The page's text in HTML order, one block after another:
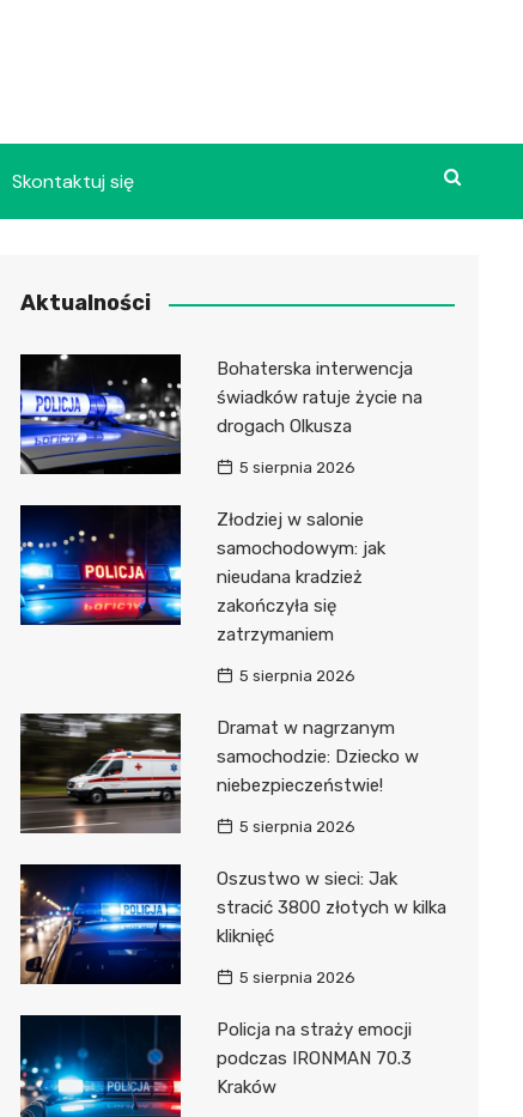
Skontaktuj się
Aktualności
Bohaterska interwencja
świadków ratuje życie na
drogach Olkusza
5 sierpnia 2026
Złodziej w salonie
samochodowym: jak
nieudana kradzież
zakończyła się
zatrzymaniem
5 sierpnia 2026
Dramat w nagrzanym
samochodzie: Dziecko w
niebezpieczeństwie!
5 sierpnia 2026
Oszustwo w sieci: Jak
stracić 3800 złotych w kilka
kliknięć
5 sierpnia 2026
Policja na straży emocji
podczas IRONMAN 70.3
Kraków